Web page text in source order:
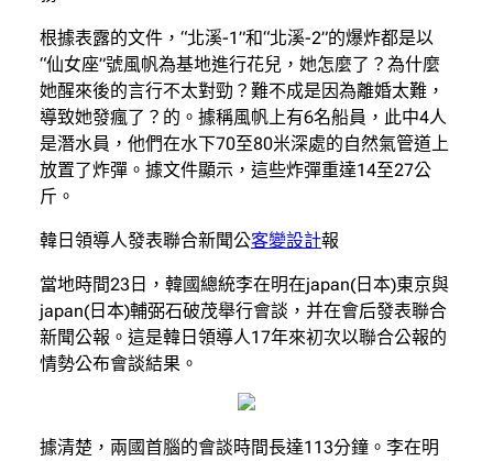
根據表露的文件，“北溪-1”和“北溪-2”的爆炸都是以
“仙女座”號風帆為基地進行花兒，她怎麼了？為什麼
她醒來後的言行不太對勁？難不成是因為離婚太難，
導致她發瘋了？的。據稱風帆上有6名船員，此中4人
是潛水員，他們在水下70至80米深處的自然氣管道上
放置了炸彈。據文件顯示，這些炸彈重達14至27公
斤。
韓日領導人發表聯合新聞公客變設計報
當地時間23日，韓國總統李在明在japan(日本)東京與
japan(日本)輔弼石破茂舉行會談，并在會后發表聯合
新聞公報。這是韓日領導人17年來初次以聯合公報的
情勢公布會談結果。
據清楚，兩國首腦的會談時間長達113分鐘。李在明